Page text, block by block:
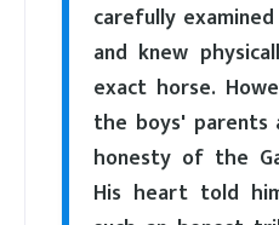
carefully
and knew
exact horse.
the boys' parents
honesty of the
His heart told